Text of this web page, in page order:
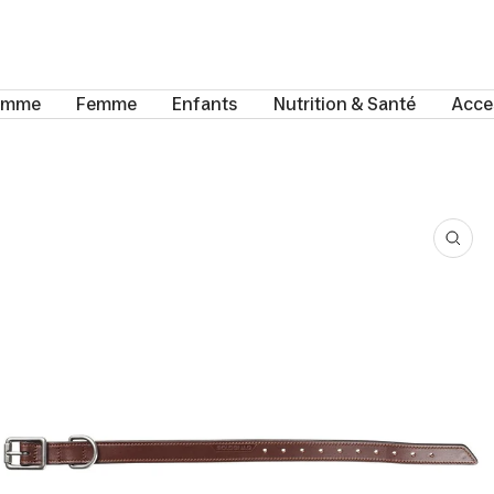
Femme Enfants Nutrition & Santé